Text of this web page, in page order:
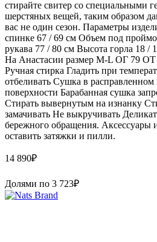
стирайте свитер со специальными
шерстяных вещей, таким образом
вас не один сезон. Параметры
спинке 67 / 69 см Объем под
рукава 77 / 80 см Высота горла 18 /
На Анастасии размер M-L ОГ 79 ОТ
Ручная стирка Гладить при
отбеливать Сушка в расправленном
поверхности Барабанная сушка
Стирать вывернутым на изнанку
замачивать Не выкручивать
бережного обращения. Аксессуары
оставить затяжки и пилли.
14 890₽
Долями по 3 723₽